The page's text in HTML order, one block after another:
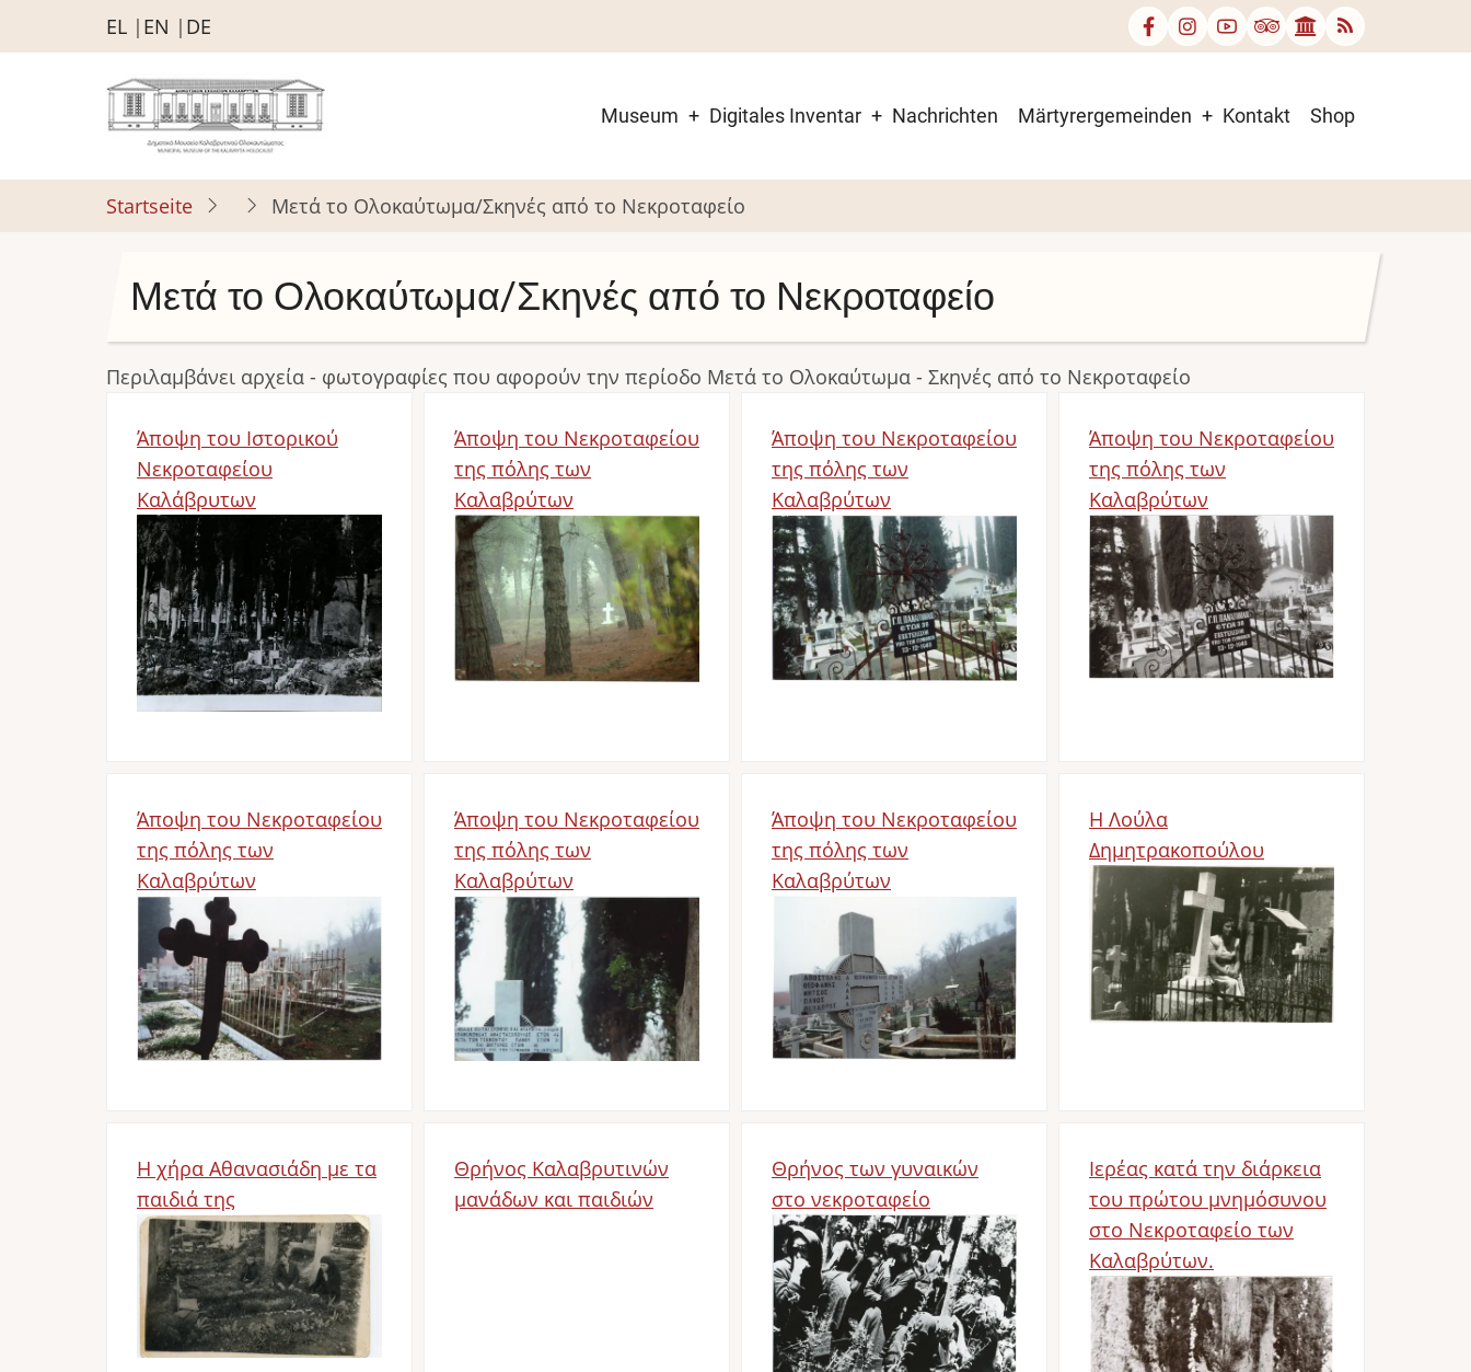
zum
EL EN DE
Museum Digitales Inventar Nachrichten Märtyrergemeinden Kontakt Shop
Startseite Μετά το Ολοκαύτωμα/Σκηνές από το Νεκροταφείο
Μετά το Ολοκαύτωμα/Σκηνές από το Νεκροταφείο
Περιλαμβάνει αρχεία - φωτογραφίες που αφορούν την περίοδο Μετά το Ολοκαύτωμα - Σκηνές από το Νεκροταφείο
Άποψη του Ιστορικού
Νεκροταφείου
Καλάβρυτων
Bild
Άποψη του Νεκροταφείου
της πόλης των
Καλαβρύτων
Bild
Άποψη του Νεκροταφείου
της πόλης των
Καλαβρύτων
Bild
Άποψη του Νεκροταφείου
της πόλης των
Καλαβρύτων
Bild
Άποψη του Νεκροταφείου
της πόλης των
Καλαβρύτων
Bild
Άποψη του Νεκροταφείου
της πόλης των
Καλαβρύτων
Bild
Άποψη του Νεκροταφείου
της πόλης των
Καλαβρύτων
Η Λούλα
Δημητρακοπούλου
Bild
Η χήρα Αθανασιάδη με τα
παιδιά της
Bild
Θρήνος Καλαβρυτινών
μανάδων και παιδιών
Θρήνος των γυναικών
στο νεκροταφείο
Bild
Ιερέας κατά την διάρκεια
του πρώτου μνημόσυνου
στο Νεκροταφείο των
Καλαβρύτων.
Bild